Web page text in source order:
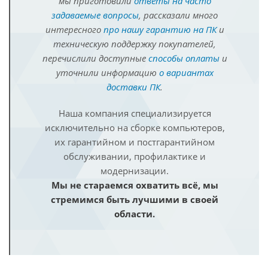
задаваемые вопросы, рассказали много
интересного про нашу гарантию на ПКи
техническую поддержку покупателей,
перечислили доступные способы оплатыи
уточнили информацию о вариантах
доставки ПК.
Наша компания специализируется
исключительно на сборке компьютеров,
их гарантийном и постгарантийном
обслуживании, профилактике и
модернизации.
Мы не стараемся охватить всё, мы
стремимся быть лучшими в своей
области.